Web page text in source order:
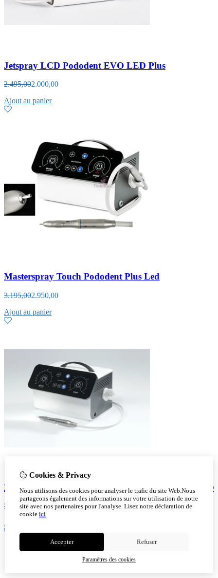
Jetspray LCD Pododent EVO LED Plus
2.495,002.000,00
Ajout au panier
Masterspray Touch Pododent Plus Led
3.195,002.950,00
Ajout au panier
Masterspray Touch Premium Captive - NT 100 LED
3.595,002.999,00
Ajout au panier
Cookies & Privacy
Nous utilisons des cookies pour analyser le trafic du site Web.Nous
partageons également des informations sur votre utilisation de notre
site avec nos partenaires pour l'analyse. Lisez notre déclaration de
cookie ici
Accepter Refuser
Paramètres des cookies